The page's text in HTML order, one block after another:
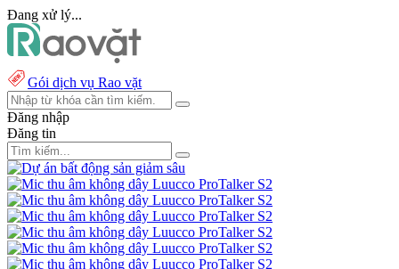
Đang xử lý...
Gói dịch vụ Rao vặt
Đăng nhập
Đăng tin